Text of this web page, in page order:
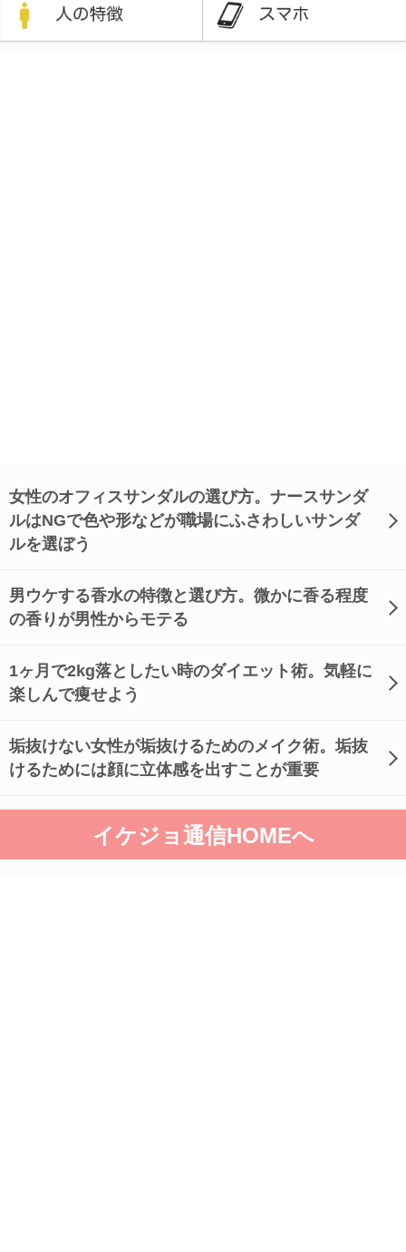
女性のオフィスサンダルの選び方。ナースサンダ
ルはNGで色や形などが職場にふさわしいサンダ
ルを選ぼう
男ウケする香水の特徴と選び方。微かに香る程度
の香りが男性からモテる
1ヶ月で2kg落としたい時のダイエット術。気軽に
楽しんで痩せよう
垢抜けない女性が垢抜けるためのメイク術。垢抜
けるためには顔に立体感を出すことが重要
イケジョ通信HOMEへ